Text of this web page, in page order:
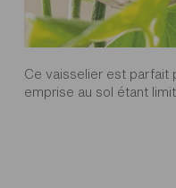
Ce vaisselier est parfait
emprise au sol étant